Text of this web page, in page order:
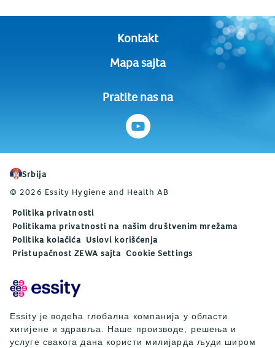
Kontakt
Mapa sajta
Pratite nas na
Srbija
© 2026 Essity Hygiene and Health AB
Politika privatnosti
Politikama privatnosti na našim društvenim mrežama
Politika kolačića Uslovi korišćenja
Pristupačnost ZEWA sajta Cookie Settings
Essity је водећа глобална компанија у области
хигијене и здравља. Наше производе, решења и
услуге свакога дана користи милијарда људи широм